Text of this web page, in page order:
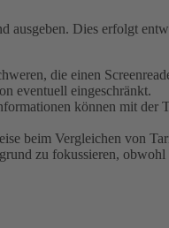
ausgeben. Dies erfolgt
die einen
eventuell eingeschränkt.
können mit der
beim Vergleichen von
zu fokussieren,